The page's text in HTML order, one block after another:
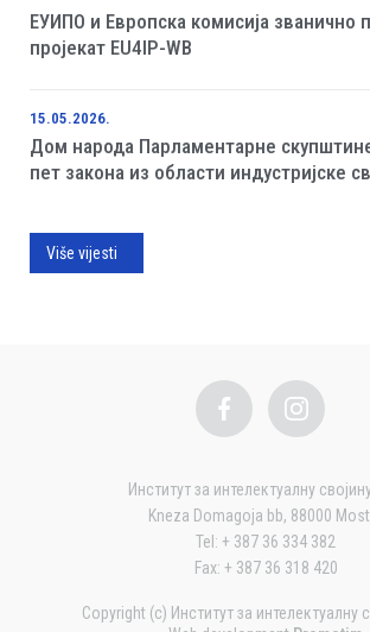
ЕУИПО и Европска комисија званично
пројекат EU4IP-WB
15.05.2026.
Дом народа Парламентарне
пет закона из области индустријске
Više vijesti
Институт за интелектуалну
Kneza Domagoja bb, 88000
Tel: + 387 36 334 382
Fax: + 387 36 318 420
Copyright (c) Институт за интелектуалну